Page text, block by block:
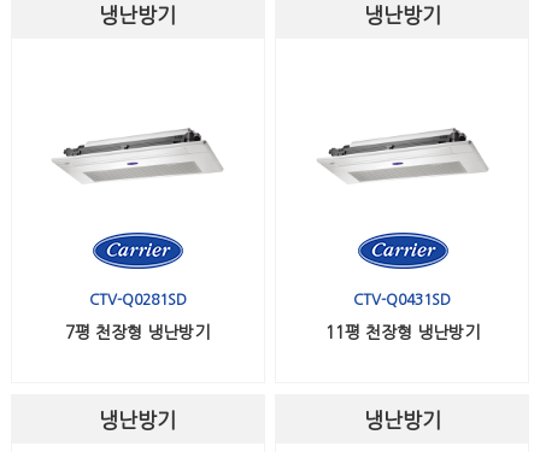
냉난방기
CTV-Q0281SD
7평 천장형 냉난방기
냉난방기
CTV-Q0431SD
11평 천장형 냉난방기
냉난방기 냉난방기